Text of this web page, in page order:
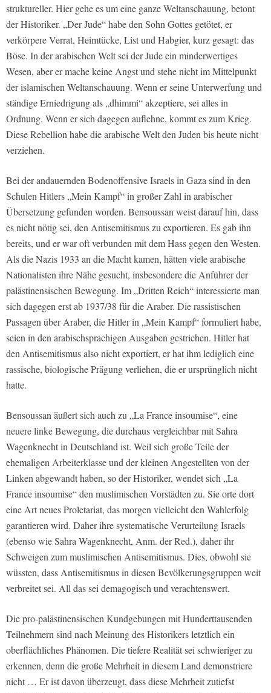
struktureller. Hier gehe es um eine ganze Weltanschauung, betont
der Historiker. „Der Jude“ habe den Sohn Gottes getötet, er
verkörpere Verrat, Heimtücke, List und Habgier, kurz gesagt: das
Böse. In der arabischen Welt sei der Jude ein minderwertiges
Wesen, aber er mache keine Angst und stehe nicht im Mittelpunkt
der islamischen Weltanschauung. Wenn er seine Unterwerfung und
ständige Erniedrigung als „dhimmi“ akzeptiere, sei alles in
Ordnung. Wenn er sich dagegen auflehne, kommt es zum Krieg.
Diese Rebellion habe die arabische Welt den Juden bis heute nicht
verziehen.
Bei der andauernden Bodenoffensive Israels in Gaza sind in den
Schulen Hitlers „Mein Kampf“ in großer Zahl in arabischer
Übersetzung gefunden worden. Bensoussan weist darauf hin, dass
es nicht nötig sei, den Antisemitismus zu exportieren. Es gab ihn
bereits, und er war oft verbunden mit dem Hass gegen den Westen.
Als die Nazis 1933 an die Macht kamen, hätten viele arabische
Nationalisten ihre Nähe gesucht, insbesondere die Anführer der
palästinensischen Bewegung. Im „Dritten Reich“ interessierte man
sich dagegen erst ab 1937/38 für die Araber. Die rassistischen
Passagen über Araber, die Hitler in „Mein Kampf“ formuliert habe,
seien in den arabischsprachigen Ausgaben gestrichen. Hitler hat
den Antisemitismus also nicht exportiert, er hat ihm lediglich eine
rassische, biologische Prägung verliehen, die er ursprünglich nicht
hatte.
Bensoussan äußert sich auch zu „La France insoumise“, eine
neuere linke Bewegung, die durchaus vergleichbar mit Sahra
Wagenknecht in Deutschland ist. Weil sich große Teile der
ehemaligen Arbeiterklasse und der kleinen Angestellten von der
Linken abgewandt haben, so der Historiker, wendet sich „La
France insoumise“ den muslimischen Vorstädten zu. Sie orte dort
eine Art neues Proletariat, das morgen vielleicht den Wahlerfolg
garantieren wird. Daher ihre systematische Verurteilung Israels
(ebenso wie Sahra Wagenknecht, Anm. der Red.), daher ihr
Schweigen zum muslimischen Antisemitismus. Dies, obwohl sie
wüssten, dass Antisemitismus in diesen Bevölkerungsgruppen weit
verbreitet sei. All das sei demagogisch und verachtenswert.
Die pro-palästinensischen Kundgebungen mit Hunderttausenden
Teilnehmern sind nach Meinung des Historikers letztlich ein
oberflächliches Phänomen. Die tiefere Realität sei schwieriger zu
erkennen, denn die große Mehrheit in diesem Land demonstriere
nicht … Er ist davon überzeugt, dass diese Mehrheit zutiefst